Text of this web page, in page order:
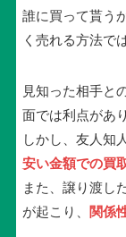
誰に買って貰う
く売れる方法で
見知った相手と
面では利点があ
しかし、友人知
安い金額での買
また、譲り渡し
が起こり、
関係